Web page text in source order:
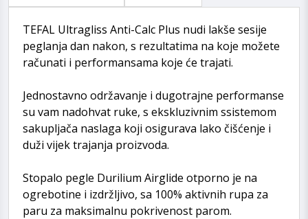
TEFAL Ultragliss Anti-Calc Plus nudi lakše sesije
peglanja dan nakon, s rezultatima na koje možete
računati i performansama koje će trajati.
Jednostavno održavanje i dugotrajne performanse
su vam nadohvat ruke, s ekskluzivnim ssistemom
sakupljača naslaga koji osigurava lako čišćenje i
duži vijek trajanja proizvoda.
Stopalo pegle Durilium Airglide otporno je na
ogrebotine i izdržljivo, sa 100% aktivnih rupa za
paru za maksimalnu pokrivenost parom.